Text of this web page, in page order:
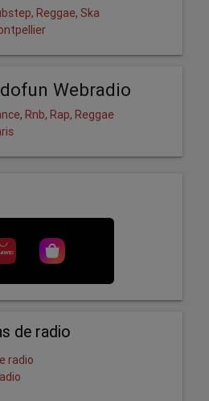
Reggae, Ska
Webradio
Rnb, Rap, Reggae
de radio
radio